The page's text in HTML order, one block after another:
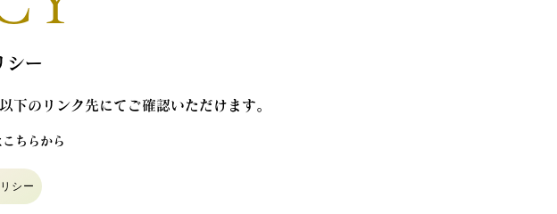
シー
下のリンク先にてご確認いただけます。
ちらから
シー